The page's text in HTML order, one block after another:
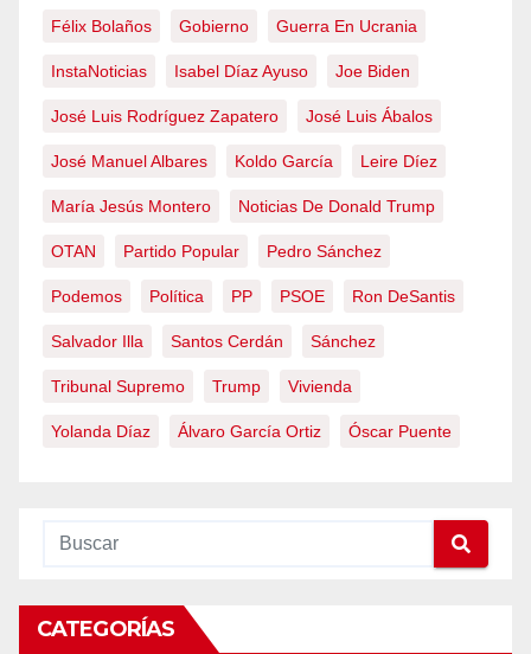
Félix Bolaños Gobierno Guerra En Ucrania
InstaNoticias Isabel Díaz Ayuso Joe Biden
José Luis Rodríguez Zapatero José Luis Ábalos
José Manuel Albares Koldo García Leire Díez
María Jesús Montero Noticias De Donald Trump
OTAN Partido Popular Pedro Sánchez
Podemos Política PP PSOE Ron DeSantis
Salvador Illa Santos Cerdán Sánchez
Tribunal Supremo Trump Vivienda
Yolanda Díaz Álvaro García Ortiz Óscar Puente
CATEGORÍAS